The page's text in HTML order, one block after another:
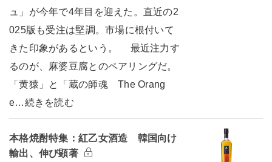
ュ」が今年で4年目を迎えた。直近の2
025版も受注は堅調。市場に根付いて
きた印象があるという。 最近注力す
るのが、麻婆豆腐とのペアリングだ。
「黄猿」と「蔵の師魂 The Orang
e…続きを読む
本格焼酎特集：紅乙女酒造 韓国向け
輸出、伸び顕著